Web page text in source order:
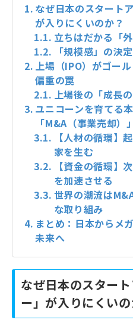
なぜ日本のスタート
が入りにくいのか？
立ちはだかる「
「規模感」の決
上場（IPO）がゴー
偏重の罠
上場後の「成長
ユニコーンを育てる
「M&A（事業売却）」
【人材の循環】
家を生む
【資金の循環】
を加速させる
世界の潮流は
な取り組み
まとめ：日本からメ
未来へ
なぜ日本のスター
ー」が入りにくいの